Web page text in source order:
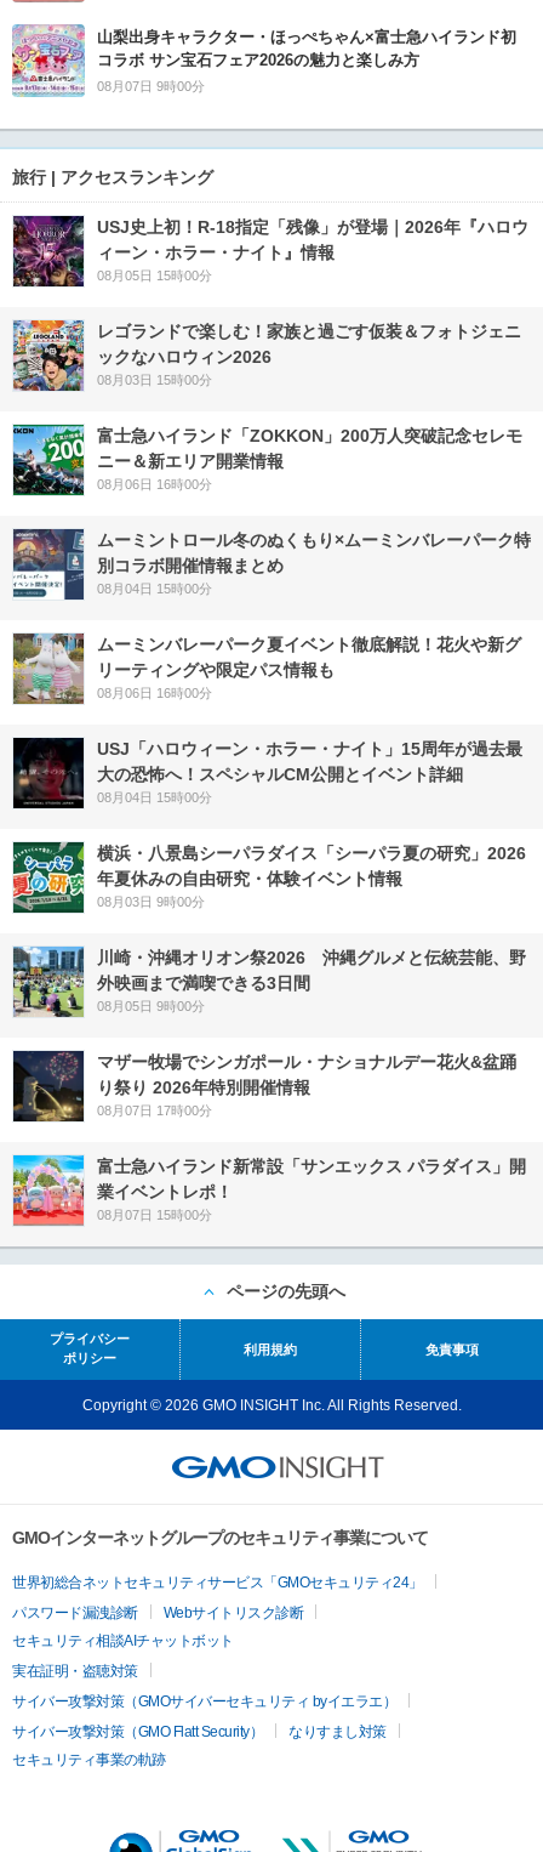
山梨出身キャラクター・ほっぺちゃん×富士急ハイランド初
コラボ サン宝石フェア2026の魅力と楽しみ方
08月07日 9時00分
旅行 | アクセスランキング
USJ史上初！R-18指定「残像」が登場｜2026年『ハロウ
ィーン・ホラー・ナイト』情報
08月05日 15時00分
レゴランドで楽しむ！家族と過ごす仮装＆フォトジェニ
ックなハロウィン2026
08月03日 15時00分
富士急ハイランド「ZOKKON」200万人突破記念セレモ
ニー＆新エリア開業情報
08月06日 16時00分
ムーミントロール冬のぬくもり×ムーミンバレーパーク特
別コラボ開催情報まとめ
08月04日 15時00分
ムーミンバレーパーク夏イベント徹底解説！花火や新グ
リーティングや限定パス情報も
08月06日 16時00分
USJ「ハロウィーン・ホラー・ナイト」15周年が過去最
大の恐怖へ！スペシャルCM公開とイベント詳細
08月04日 15時00分
横浜・八景島シーパラダイス「シーパラ夏の研究」2026
年夏休みの自由研究・体験イベント情報
08月03日 9時00分
川崎・沖縄オリオン祭2026 沖縄グルメと伝統芸能、野
外映画まで満喫できる3日間
08月05日 9時00分
マザー牧場でシンガポール・ナショナルデー花火&盆踊
り祭り 2026年特別開催情報
08月07日 17時00分
富士急ハイランド新常設「サンエックス パラダイス」開
業イベントレポ！
08月07日 15時00分
ページの先頭へ
プライバシー
ポリシー
利用規約 免責事項
Copyright © 2026 GMO INSIGHT Inc. All Rights Reserved.
GMOインターネットグループのセキュリティ事業について
世界初総合ネットセキュリティサービス「GMOセキュリティ24」
パスワード漏洩診断
Webサイトリスク診断
セキュリティ相談AIチャットボット
実在証明・盗聴対策
サイバー攻撃対策（GMOサイバーセキュリティ byイエラエ）
サイバー攻撃対策（GMO Flatt Security）
なりすまし対策
セキュリティ事業の軌跡